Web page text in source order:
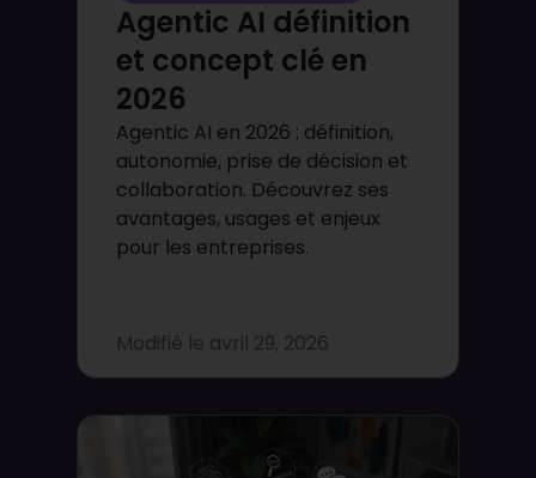
Agentic AI définition
et concept clé en
2026
Agentic AI en 2026 : définition,
autonomie, prise de décision et
collaboration. Découvrez ses
avantages, usages et enjeux
pour les entreprises.
Modifié le avril 29, 2026